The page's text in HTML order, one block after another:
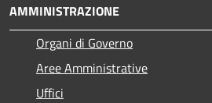
AMMINISTRAZIONE
Organi di Governo
Aree Amministrative
Uffici